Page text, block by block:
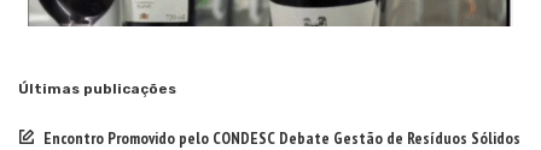
Últimas publicações
Encontro Promovido pelo CONDESC Debate Gestão de Resíduos Sólidos